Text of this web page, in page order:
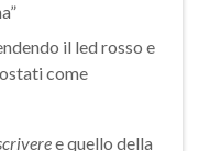
il led rosso e
come
e quello della